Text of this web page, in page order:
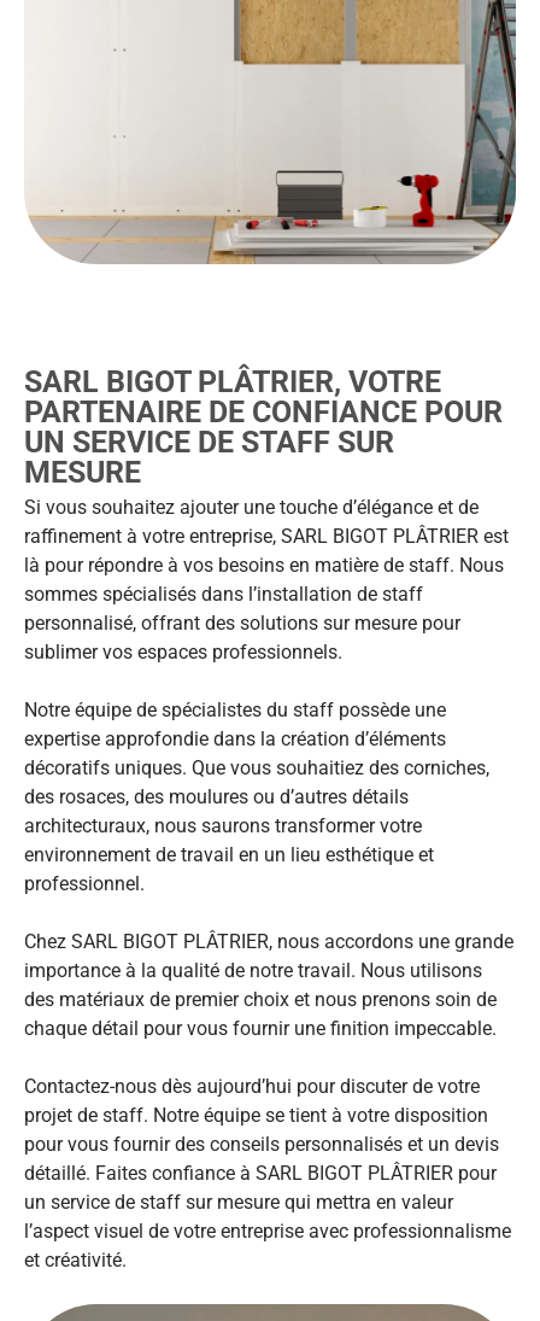
SARL BIGOT PLÂTRIER, VOTRE
PARTENAIRE DE CONFIANCE POUR
UN SERVICE DE STAFF SUR
MESURE
Si vous souhaitez ajouter une touche d’élégance et de
raffinement à votre entreprise, SARL BIGOT PLÂTRIER est
là pour répondre à vos besoins en matière de staff. Nous
sommes spécialisés dans l’installation de staff
personnalisé, offrant des solutions sur mesure pour
sublimer vos espaces professionnels.
Notre équipe de spécialistes du staff possède une
expertise approfondie dans la création d’éléments
décoratifs uniques. Que vous souhaitiez des corniches,
des rosaces, des moulures ou d’autres détails
architecturaux, nous saurons transformer votre
environnement de travail en un lieu esthétique et
professionnel.
Chez SARL BIGOT PLÂTRIER, nous accordons une grande
importance à la qualité de notre travail. Nous utilisons
des matériaux de premier choix et nous prenons soin de
chaque détail pour vous fournir une finition impeccable.
Contactez-nous dès aujourd’hui pour discuter de votre
projet de staff. Notre équipe se tient à votre disposition
pour vous fournir des conseils personnalisés et un devis
détaillé. Faites confiance à SARL BIGOT PLÂTRIER pour
un service de staff sur mesure qui mettra en valeur
l’aspect visuel de votre entreprise avec professionnalisme
et créativité.